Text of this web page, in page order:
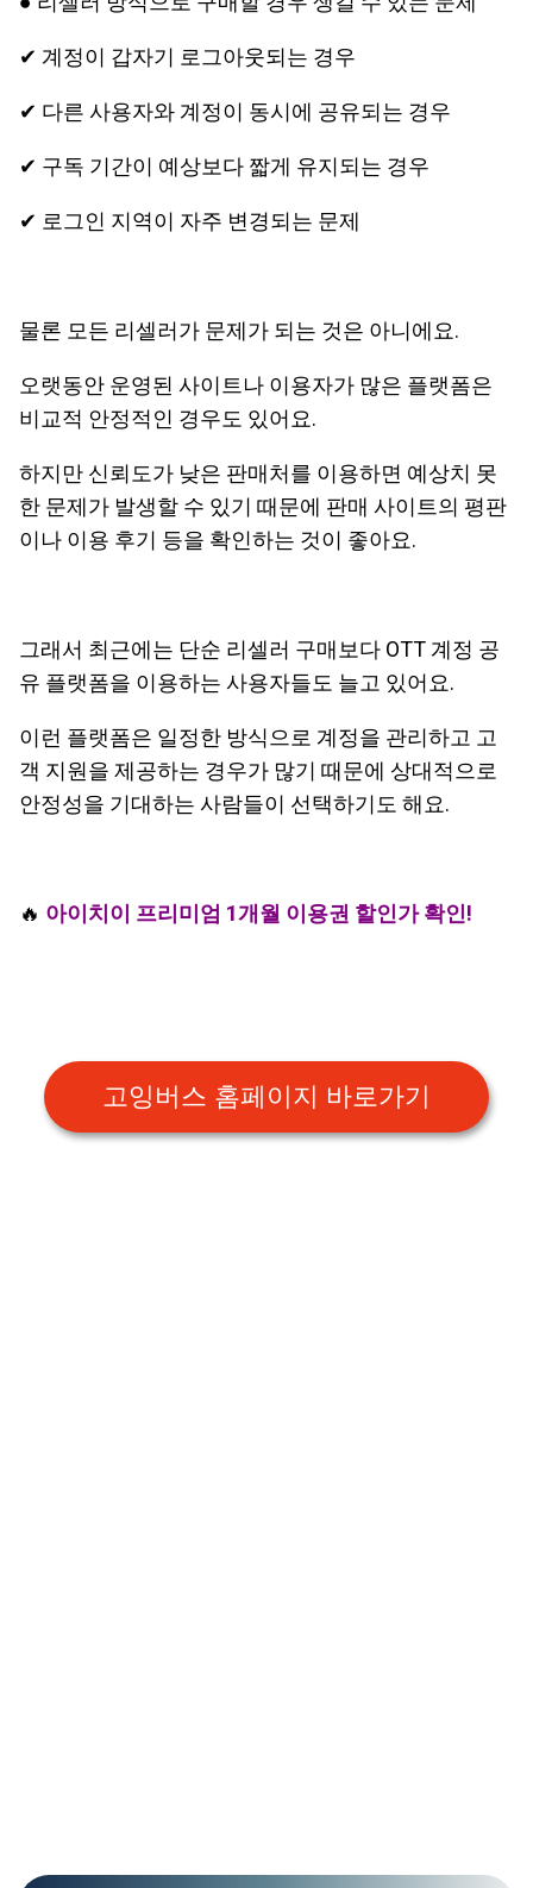
✔ 계정이 갑자기 로그아웃되는 경우
✔ 다른 사용자와 계정이 동시에 공유되는 경우
✔ 구독 기간이 예상보다 짧게 유지되는 경우
✔ 로그인 지역이 자주 변경되는 문제
물론 모든 리셀러가 문제가 되는 것은 아니에요.
오랫동안 운영된 사이트나 이용자가 많은 플랫폼은
비교적 안정적인 경우도 있어요.
하지만 신뢰도가 낮은 판매처를 이용하면 예상치 못
한 문제가 발생할 수 있기 때문에 판매 사이트의 평판
이나 이용 후기 등을 확인하는 것이 좋아요.
그래서 최근에는 단순 리셀러 구매보다 OTT 계정 공
유 플랫폼을 이용하는 사용자들도 늘고 있어요.
이런 플랫폼은 일정한 방식으로 계정을 관리하고 고
객 지원을 제공하는 경우가 많기 때문에 상대적으로
안정성을 기대하는 사람들이 선택하기도 해요.
🔥 아이치이 프리미엄 1개월 이용권 할인가 확인!
고잉버스 홈페이지 바로가기